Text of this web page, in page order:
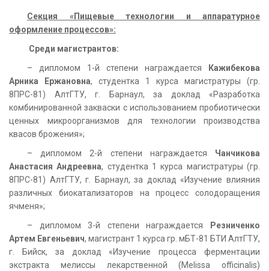
Секция «Пищевые технологии и аппаратурное
оформление процессов»:
Среди магистрантов:
– дипломом 1-й степени награждается
Кажибекова
Арника Ержановна, студентка 1 курса магистратуры (гр.
8ПРС-81) АлтГТУ, г. Барнаул, за доклад «Разработка
комбинированной закваски с использованием пробиотически
ценных микроорганизмов для технологии производства
квасов брожения»;
– дипломом 2-й степени награждается Чанчикова
Анастасия Андреевна, студентка 1 курса магистратуры (гр.
8ПРС-81) АлтГТУ, г. Барнаул, за доклад «Изучение влияния
различных биокатализаторов на процесс солодоращения
ячменя»;
– дипломом 3-й степени награждается
Резниченко
Артем Евгеньевич, магистрант 1 курса гр. мБТ-81 БТИ АлтГТУ,
г. Бийск, за доклад «Изучение процесса ферментации
экстракта мелиссы лекарственной (Melissa officinalis)